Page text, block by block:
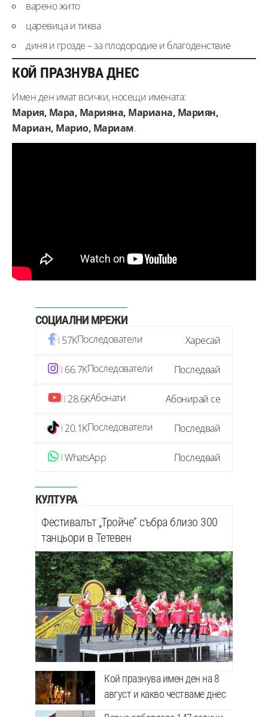
варено жито
царевица и тиква
диня и грозде – за плодородие и благоденствие
КОЙ ПРАЗНУВА ДНЕС
Имен ден имат всички, носещи имената:
Мария, Мара, Марияна, Мариана, Мариян,
Мариан, Марио, Мариам.
СОЦИАЛНИ МРЕЖИ
57KПоследователи Харесай
66.7KПоследователи Последвай
28.6KАбонати Абонирай се
20.1KПоследователи Последвай
WhatsApp Последвай
КУЛТУРА
Фестивалът „Тройче“ събра близо 300
танцьори в Тетевен
Кой празнува имен ден на 8
август и какво честваме днес